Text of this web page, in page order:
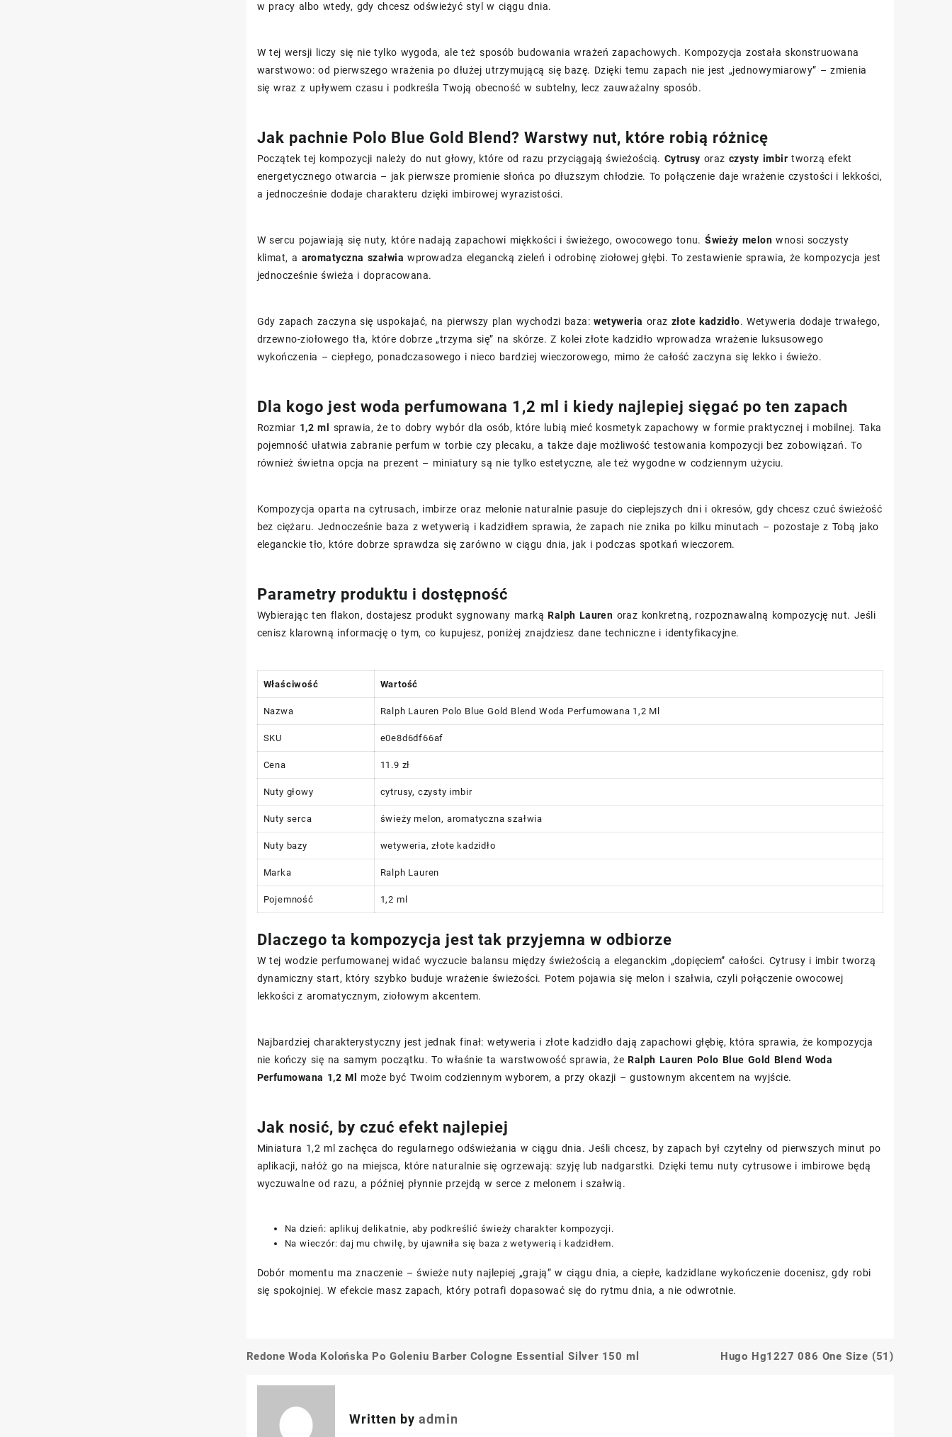
w pracy albo wtedy, gdy chcesz odświeżyć styl w ciągu dnia.
W tej wersji liczy się nie tylko wygoda, ale też sposób budowania wrażeń zapachowych. Kompozycja została skonstruowana
warstwowo: od pierwszego wrażenia po dłużej utrzymującą się bazę. Dzięki temu zapach nie jest „jednowymiarowy” – zmienia
się wraz z upływem czasu i podkreśla Twoją obecność w subtelny, lecz zauważalny sposób.
Jak pachnie Polo Blue Gold Blend? Warstwy nut, które robią różnicę
Początek tej kompozycji należy do nut głowy, które od razu przyciągają świeżością. Cytrusy orazczysty imbir tworzą efekt
energetycznego otwarcia – jak pierwsze promienie słońca po dłuższym chłodzie. To połączenie daje wrażenie czystości i lekkości,
a jednocześnie dodaje charakteru dzięki imbirowej wyrazistości.
W sercu pojawiają się nuty, które nadają zapachowi miękkości i świeżego, owocowego tonu.Świeży melon wnosi soczysty
klimat, a aromatyczna szałwia wprowadza elegancką zieleń i odrobinę ziołowej głębi. To zestawienie sprawia, że kompozycja jest
jednocześnie świeża i dopracowana.
Gdy zapach zaczyna się uspokajać, na pierwszy plan wychodzi baza:wetyweria oraz złote kadzidło. Wetyweria dodaje trwałego,
drzewno-ziołowego tła, które dobrze „trzyma się” na skórze. Z kolei złote kadzidło wprowadza wrażenie luksusowego
wykończenia – ciepłego, ponadczasowego i nieco bardziej wieczorowego, mimo że całość zaczyna się lekko i świeżo.
Dla kogo jest woda perfumowana 1,2 ml i kiedy najlepiej sięgać po ten zapach
Rozmiar 1,2 ml
sprawia, że to dobry wybór dla osób, które lubią mieć kosmetyk zapachowy w formie praktycznej i mobilnej. Taka
pojemność ułatwia zabranie perfum w torbie czy plecaku, a także daje możliwość testowania kompozycji bez zobowiązań. To
również świetna opcja na prezent – miniatury są nie tylko estetyczne, ale też wygodne w codziennym użyciu.
Kompozycja oparta na cytrusach, imbirze oraz melonie naturalnie pasuje do cieplejszych dni i okresów, gdy chcesz czuć świeżość
bez ciężaru. Jednocześnie baza z wetywerią i kadzidłem sprawia, że zapach nie znika po kilku minutach – pozostaje z Tobą jako
eleganckie tło, które dobrze sprawdza się zarówno w ciągu dnia, jak i podczas spotkań wieczorem.
Parametry produktu i dostępność
Wybierając ten flakon, dostajesz produkt sygnowany markąRalph Lauren oraz konkretną, rozpoznawalną kompozycję nut. Jeśli
cenisz klarowną informację o tym, co kupujesz, poniżej znajdziesz dane techniczne i identyfikacyjne.
Właściwość Wartość
Nazwa Ralph Lauren Polo Blue Gold Blend Woda Perfumowana 1,2 Ml
SKU e0e8d6df66af
Cena 11.9 zł
Nuty głowy cytrusy, czysty imbir
Nuty serca świeży melon, aromatyczna szałwia
Nuty bazy wetyweria, złote kadzidło
Marka Ralph Lauren
Pojemność 1,2 ml
Dlaczego ta kompozycja jest tak przyjemna w odbiorze
W tej wodzie perfumowanej widać wyczucie balansu między świeżością a eleganckim „dopięciem” całości. Cytrusy i imbir tworzą
dynamiczny start, który szybko buduje wrażenie świeżości. Potem pojawia się melon i szałwia, czyli połączenie owocowej
lekkości z aromatycznym, ziołowym akcentem.
Najbardziej charakterystyczny jest jednak finał: wetyweria i złote kadzidło dają zapachowi głębię, która sprawia, że kompozycja
nie kończy się na samym początku. To właśnie ta warstwowość sprawia, żeRalph Lauren Polo Blue Gold Blend Woda
Perfumowana 1,2 Ml może być Twoim codziennym wyborem, a przy okazji – gustownym akcentem na wyjście.
Jak nosić, by czuć efekt najlepiej
Miniatura 1,2 ml zachęca do regularnego odświeżania w ciągu dnia. Jeśli chcesz, by zapach był czytelny od pierwszych minut po
aplikacji, nałóż go na miejsca, które naturalnie się ogrzewają: szyję lub nadgarstki. Dzięki temu nuty cytrusowe i imbirowe będą
wyczuwalne od razu, a później płynnie przejdą w serce z melonem i szałwią.
Na dzień: aplikuj delikatnie, aby podkreślić świeży charakter kompozycji.
Na wieczór: daj mu chwilę, by ujawniła się baza z wetywerią i kadzidłem.
Dobór momentu ma znaczenie – świeże nuty najlepiej „grają” w ciągu dnia, a ciepłe, kadzidlane wykończenie docenisz, gdy robi
się spokojniej. W efekcie masz zapach, który potrafi dopasować się do rytmu dnia, a nie odwrotnie.
Nawigacja
wpisu
Redone Woda Kolońska Po Goleniu Barber Cologne Essential Silver 150 ml Hugo Hg1227 086 One Size (51)
Written by admin